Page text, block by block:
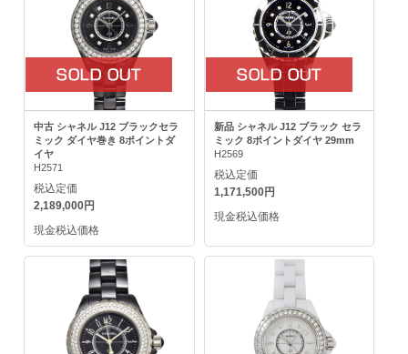
中古 シャネル J12 ブラックセラ
ミック ダイヤ巻き 8ポイントダ
イヤ
H2571
税込定価
2,189,000円
現金税込価格
新品 シャネル J12 ブラック セラ
ミック 8ポイントダイヤ 29mm
H2569
税込定価
1,171,500円
現金税込価格